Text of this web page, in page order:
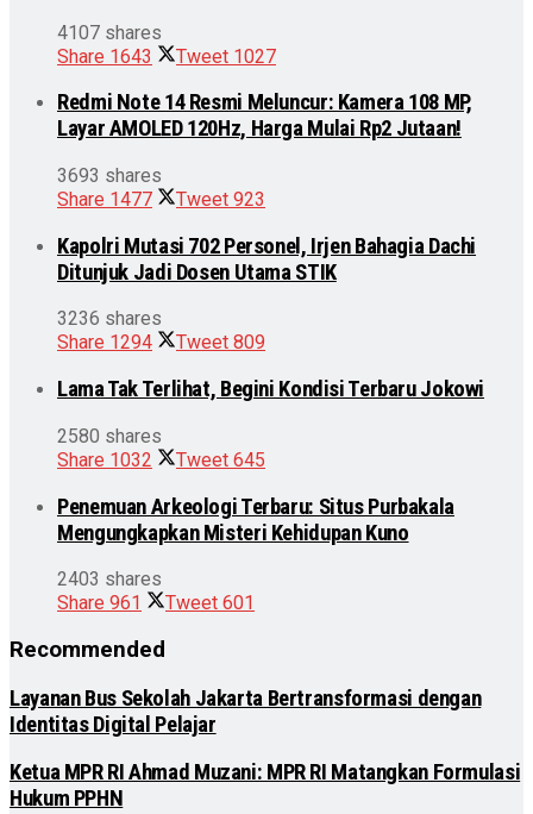
4107 shares
Share 1643 Tweet 1027
Redmi Note 14 Resmi Meluncur: Kamera 108 MP,
Layar AMOLED 120Hz, Harga Mulai Rp2 Jutaan!
3693 shares
Share 1477 Tweet 923
Kapolri Mutasi 702 Personel, Irjen Bahagia Dachi
Ditunjuk Jadi Dosen Utama STIK
3236 shares
Share 1294 Tweet 809
Lama Tak Terlihat, Begini Kondisi Terbaru Jokowi
2580 shares
Share 1032 Tweet 645
Penemuan Arkeologi Terbaru: Situs Purbakala
Mengungkapkan Misteri Kehidupan Kuno
2403 shares
Share 961 Tweet 601
Recommended
Layanan Bus Sekolah Jakarta Bertransformasi dengan
Identitas Digital Pelajar
Ketua MPR RI Ahmad Muzani: MPR RI Matangkan Formulasi
Hukum PPHN